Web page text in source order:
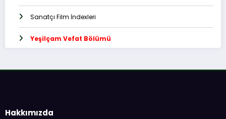
Sanatçı Film İndexleri
Yeşilçam Vefat Bölümü
Hakkımızda